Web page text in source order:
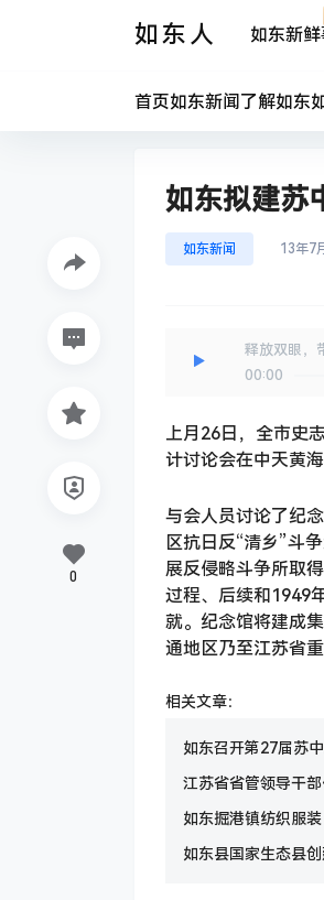
如东人 如东新鲜
首页如东新闻 了解如东
如东拟建苏
如东新闻 13年7
释放双眼，
00:00
上月26日，全市史
计讨论会在中天黄海
与会人员讨论了纪
区抗日反“清乡”斗
展反侵略斗争所取
过程、后续和1949
就。纪念馆将建成
通地区乃至江苏省
相关文章：
如东召开第27届苏
江苏省省管领导干
如东掘港镇纺织服
如东县国家生态县
0